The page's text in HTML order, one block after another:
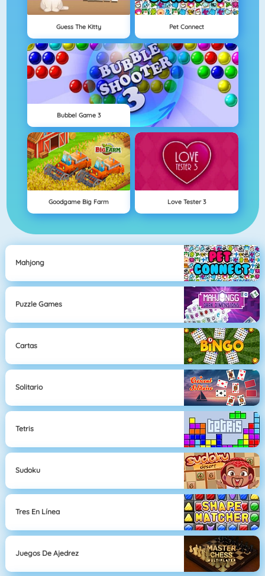
Guess The Kitty Pet Connect
Bubbel Game 3
Goodgame Big Farm Love Tester 3
Mahjong
Puzzle Games
Cartas
Solitario
Tetris
Sudoku
Tres En Línea
Juegos De Ajedrez